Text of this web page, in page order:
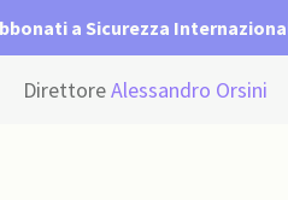
a Sicurezza
DirettoreAlessandro Orsini